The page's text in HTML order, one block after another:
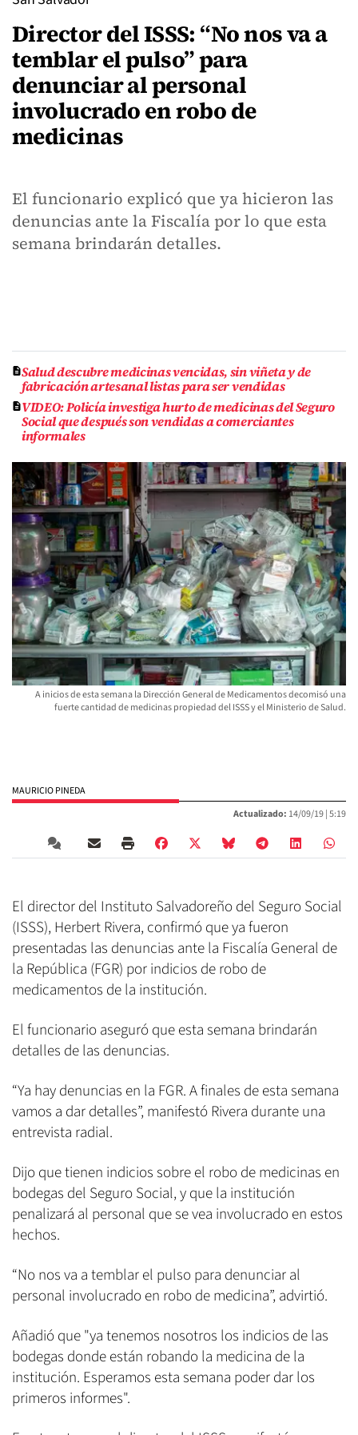
Director del ISSS: “No nos va a
temblar el pulso” para
denunciar al personal
involucrado en robo de
medicinas
El funcionario explicó que ya hicieron las
denuncias ante la Fiscalía por lo que esta
semana brindarán detalles.
Salud descubre medicinas vencidas, sin viñeta y de
fabricación artesanal listas para ser vendidas
VIDEO: Policía investiga hurto de medicinas del Seguro
Social que después son vendidas a comerciantes
informales
A inicios de esta semana la Dirección General de Medicamentos decomisó una
fuerte cantidad de medicinas propiedad del ISSS y el Ministerio de Salud.
MAURICIO PINEDA
Actualizado: 14/09/19 |5:19
El director del Instituto Salvadoreño del Seguro Social
(ISSS), Herbert Rivera, confirmó que ya fueron
presentadas las denuncias ante la Fiscalía General de
la República (FGR) por indicios de robo de
medicamentos de la institución.
El funcionario aseguró que esta semana brindarán
detalles de las denuncias.
“Ya hay denuncias en la FGR. A finales de esta semana
vamos a dar detalles”, manifestó Rivera durante una
entrevista radial.
Dijo que tienen indicios sobre el robo de medicinas en
bodegas del Seguro Social, y que la institución
penalizará al personal que se vea involucrado en estos
hechos.
“No nos va a temblar el pulso para denunciar al
personal involucrado en robo de medicina”, advirtió.
Añadió que "ya tenemos nosotros los indicios de las
bodegas donde están robando la medicina de la
institución. Esperamos esta semana poder dar los
primeros informes".